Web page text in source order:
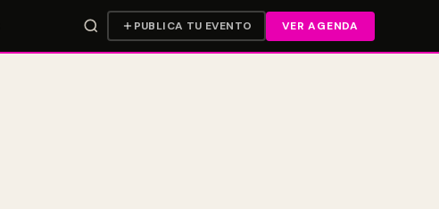
PUBLICA TU EVENTO VER AGENDA